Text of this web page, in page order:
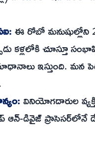
ఈ రోబో మనుషుల్లోని
కళ్లలోకి చూస్తూ
ఇస్తుంది. మన
వినియోగదారుల
డివైజ్ ప్రాసెసర్‌లోనే